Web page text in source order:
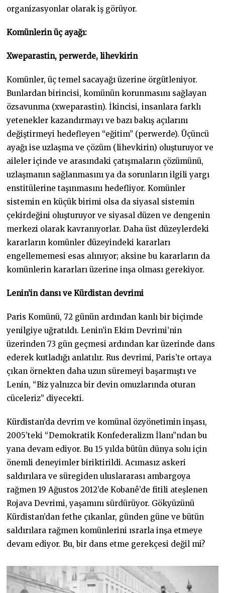
organizasyonlar olarak iş görüyor.
Komünlerin üç ayağı:
Xweparastin, perwerde, lihevkirin
Komünler, üç temel sacayağı üzerine örgütleniyor.
Bunlardan birincisi, komünün korunmasını sağlayan
özsavunma (xweparastin). İkincisi, insanlara farklı
yetenekler kazandırmayı ve bazı bakış açılarını
değiştirmeyi hedefleyen “eğitim” (perwerde). Üçüncü
ayağı ise uzlaşma ve çözüm (lihevkirin) oluşturuyor ve
aileler içinde ve arasındaki çatışmaların çözümünü,
uzlaşmanın sağlanmasını ya da sorunların ilgili yargı
enstitülerine taşınmasını hedefliyor. Komünler
sistemin en küçük birimi olsa da siyasal sistemin
çekirdeğini oluşturuyor ve siyasal düzen ve dengenin
merkezi olarak kavranıyorlar. Daha üst düzeylerdeki
kararların komünler düzeyindeki kararları
engellememesi esas alınıyor; aksine bu kararların da
komünlerin kararları üzerine inşa olması gerekiyor.
Lenin’in dansı ve Kürdistan devrimi
Paris Komünü, 72 günün ardından kanlı bir biçimde
yenilgiye uğratıldı. Lenin’in Ekim Devrimi’nin
üzerinden 73 gün geçmesi ardından kar üzerinde dans
ederek kutladığı anlatılır. Rus devrimi, Paris’te ortaya
çıkan örnekten daha uzun süremeyi başarmıştı ve
Lenin, “Biz yalnızca bir devin omuzlarında oturan
cüceleriz” diyecekti.
Kürdistan’da devrim ve komünal özyönetimin inşası,
2005’teki “Demokratik Konfederalizm İlanı”ndan bu
yana devam ediyor. Bu 15 yılda bütün dünya solu için
önemli deneyimler biriktirildi. Acımasız askeri
saldırılara ve süregiden uluslararası ambargoya
rağmen 19 Ağustos 2012’de Kobanê’de fitili ateşlenen
Rojava Devrimi, yaşamını sürdürüyor. Gökyüzünü
Kürdistan’dan fethe çıkanlar, günden güne ve bütün
saldırılara rağmen komünlerini ısrarla inşa etmeye
devam ediyor. Bu, bir dans etme gerekçesi değil mi?